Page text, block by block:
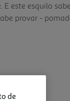
este esquilo
provar -
mesa - se for um
de